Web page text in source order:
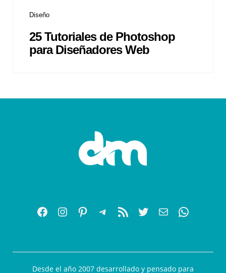
Diseño
25 Tutoriales de Photoshop
para Diseñadores Web
Desde el año 2007 desarrollado y pensado para